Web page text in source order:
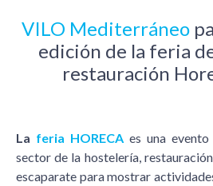
VILO Mediterráneo
edición de la feria
restauración
La feria HORECA es una
sector de la hostelería,
escaparate para mostrar